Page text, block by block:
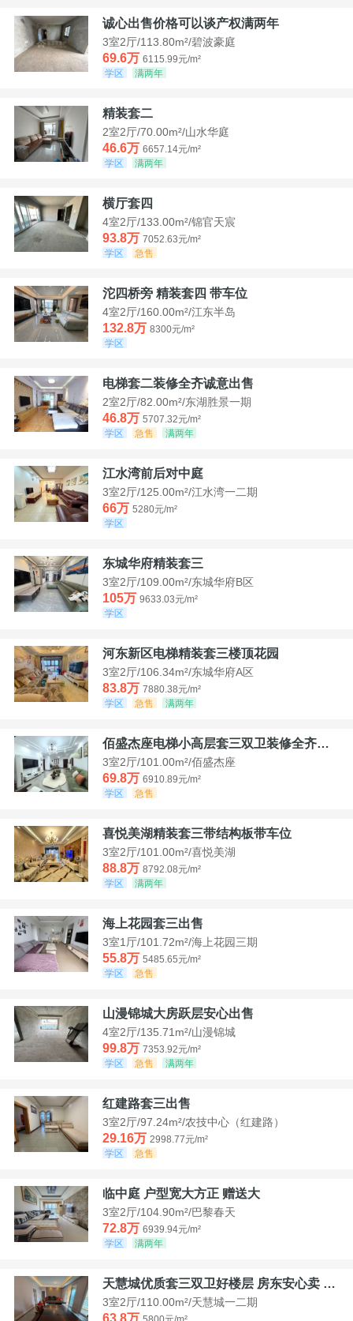
诚心出售价格可以谈产权满两年
3室2厅/113.80m²/碧波豪庭
69.6万 6115.99元/m²
学区
满两年
精装套二
2室2厅/70.00m²/山水华庭
46.6万 6657.14元/m²
学区
满两年
横厅套四
4室2厅/133.00m²/锦官天宸
93.8万 7052.63元/m²
学区
急售
沱四桥旁 精装套四 带车位
4室2厅/160.00m²/江东半岛
132.8万 8300元/m²
学区
电梯套二装修全齐诚意出售
2室2厅/82.00m²/东湖胜景一期
46.8万 5707.32元/m²
学区
急售 满两年
江水湾前后对中庭
3室2厅/125.00m²/江水湾一二期
66万 5280元/m²
学区
东城华府精装套三
3室2厅/109.00m²/东城华府B区
105万 9633.03元/m²
学区
河东新区电梯精装套三楼顶花园
3室2厅/106.34m²/东城华府A区
83.8万 7880.38元/m²
学区
急售 满两年
佰盛杰座电梯小高层套三双卫装修全齐诚意出售
3室2厅/101.00m²/佰盛杰座
69.8万 6910.89元/m²
学区
急售
喜悦美湖精装套三带结构板带车位
3室2厅/101.00m²/喜悦美湖
88.8万 8792.08元/m²
学区
满两年
海上花园套三出售
3室1厅/101.72m²/海上花园三期
55.8万 5485.65元/m²
学区
急售
山漫锦城大房跃层安心出售
4室2厅/135.71m²/山漫锦城
99.8万 7353.92元/m²
学区
急售 满两年
红建路套三出售
3室2厅/97.24m²/农技中心（红建路）
29.16万 2998.77元/m²
学区
急售
临中庭 户型宽大方正 赠送大
3室2厅/104.90m²/巴黎春天
72.8万 6939.94元/m²
学区
满两年
天慧城优质套三双卫好楼层 房东安心卖 价格好谈
3室2厅/110.00m²/天慧城一二期
63.8万